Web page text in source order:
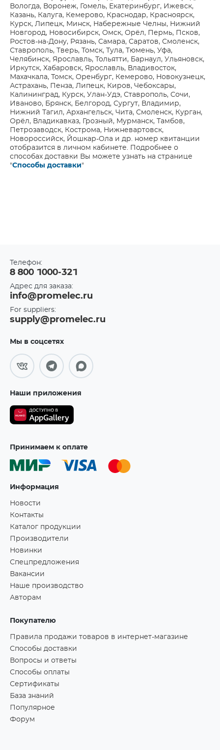
Вологда, Воронеж, Гомель, Екатеринбург, Ижевск,
Казань, Калуга, Кемерово, Краснодар, Красноярск,
Курск, Липецк, Минск, Набережные Челны, Нижний
Новгород, Новосибирск, Омск, Орёл, Пермь, Псков,
Ростов-на-Дону, Рязань, Самара, Саратов, Смоленск,
Ставрополь, Тверь, Томск, Тула, Тюмень, Уфа,
Челябинск, Ярославль, Тольятти, Барнаул, Ульяновск,
Иркутск, Хабаровск, Ярославль, Владивосток,
Махачкала, Томск, Оренбург, Кемерово, Новокузнецк,
Астрахань, Пенза, Липецк, Киров, Чебоксары,
Калининград, Курск, Улан-Удэ, Ставрополь, Сочи,
Иваново, Брянск, Белгород, Сургут, Владимир,
Нижний Тагил, Архангельск, Чита, Смоленск, Курган,
Орёл, Владикавказ, Грозный, Мурманск, Тамбов,
Петрозаводск, Кострома, Нижневартовск,
Новороссийск, Йошкар-Ола и др. номер квитанции
отобразится в личном кабинете. Подробнее о
способах доставки Вы можете узнать на странице
"Способы доставки"
Телефон:
8 800 1000-321
Адрес для заказа:
info@promelec.ru
For suppliers:
supply@promelec.ru
Мы в соцсетях
Наши приложения
Принимаем к оплате
Информация
Новости
Контакты
Каталог продукции
Производители
Новинки
Спецпредложения
Вакансии
Наше производство
Авторам
Покупателю
Правила продажи товаров в интернет-магазине
Способы доставки
Вопросы и ответы
Способы оплаты
Сертификаты
База знаний
Популярное
Форум